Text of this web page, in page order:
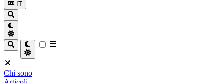
IT
Chi sono